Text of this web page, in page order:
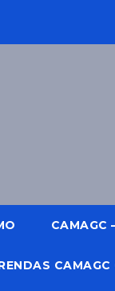
CAMAGC
CAMAGC